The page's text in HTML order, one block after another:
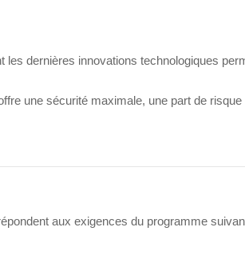
les dernières innovations technologiques
une sécurité maximale, une part de risque
aux exigences du programme